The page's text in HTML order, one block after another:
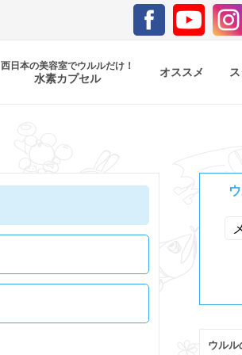
西日本の美容室でウルルだけ！
水素カプセル オススメ
ウルル